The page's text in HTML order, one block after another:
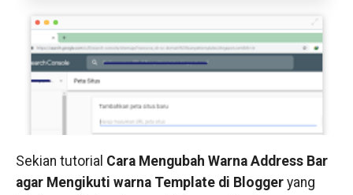
Sekian tutorial Cara Mengubah Warna Address Bar
agar Mengikuti warna Template di Bloggeryang